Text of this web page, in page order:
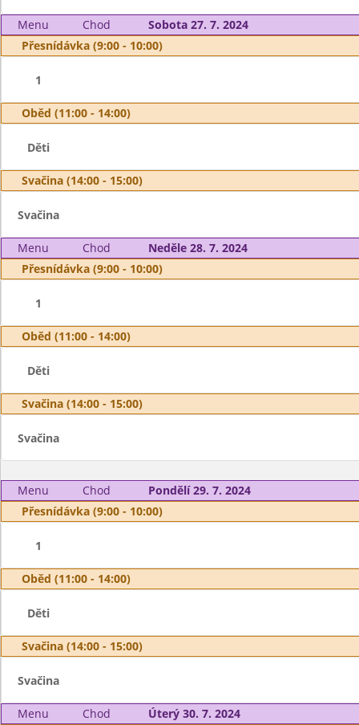
Menu Chod
Sobota 27. 7. 2024
Přesnídávka (9:00 - 10:00)
1
Oběd (11:00 - 14:00)
Děti
Svačina (14:00 - 15:00)
Svačina
Menu Chod
Neděle 28. 7. 2024
Přesnídávka (9:00 - 10:00)
1
Oběd (11:00 - 14:00)
Děti
Svačina (14:00 - 15:00)
Svačina
Menu Chod
Pondělí 29. 7. 2024
Přesnídávka (9:00 - 10:00)
1
Oběd (11:00 - 14:00)
Děti
Svačina (14:00 - 15:00)
Svačina
Menu Chod
Úterý 30. 7. 2024